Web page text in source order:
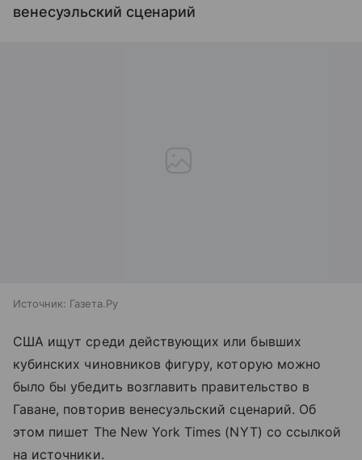
венесуэльский сценарий
Источник: Газета.Ру
США ищут среди действующих или бывших
кубинских чиновников фигуру, которую можно
было бы убедить возглавить правительство в
Гаване, повторив венесуэльский сценарий. Об
этом пишет The New York Times (NYT) со ссылкой
на источники.